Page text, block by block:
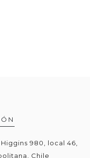
980, local 46,
Chile